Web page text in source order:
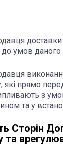
доставки
до умов
які прямо
з
та у
Сторін